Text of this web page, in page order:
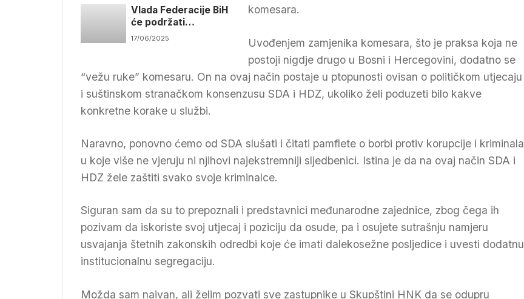
nakon tragedije na
Elbrusu
Vlada Federacije BiH
će podržati
Muzaferiju u
17/06/2025
komesara.
Uvođenjem zamjenika komesara, što je praksa koja ne
postoji nigdje drugo u Bosni i Hercegovini, dodatno se
“vežu ruke” komesaru. On na ovaj način postaje u ptopunosti ovisan o političkom utjecaju
i suštinskom stranačkom konsenzusu SDA i HDZ, ukoliko želi poduzeti bilo kakve
konkretne korake u službi.
Naravno, ponovno ćemo od SDA slušati i čitati pamflete o borbi protiv korupcije i kriminala
u koje više ne vjeruju ni njihovi najekstremniji sljedbenici. Istina je da na ovaj način SDA i
HDZ žele zaštiti svako svoje kriminalce.
Siguran sam da su to prepoznali i predstavnici međunarodne zajednice, zbog čega ih
pozivam da iskoriste svoj utjecaj i poziciju da osude, pa i osujete sutrašnju namjeru
usvajanja štetnih zakonskih odredbi koje će imati dalekosežne posljedice i uvesti dodatnu
institucionalnu segregaciju.
Možda sam naivan, ali želim pozvati sve zastupnike u Skupštini HNK da se odupru